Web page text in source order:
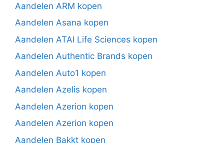
Aandelen ARM kopen
Aandelen Asana kopen
Aandelen ATAI Life Sciences kopen
Aandelen Authentic Brands kopen
Aandelen Auto1 kopen
Aandelen Azelis kopen
Aandelen Azerion kopen
Aandelen Azerion kopen
Aandelen Bakkt kopen